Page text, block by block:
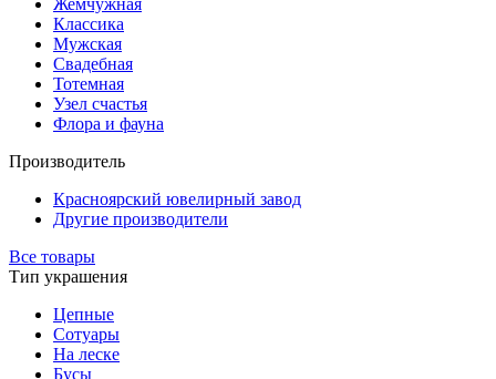
Жемчужная
Классика
Мужская
Свадебная
Тотемная
Узел счастья
Флора и фауна
Производитель
Красноярский ювелирный завод
Другие производители
Все товары
Тип украшения
Цепные
Сотуары
На леске
Бусы